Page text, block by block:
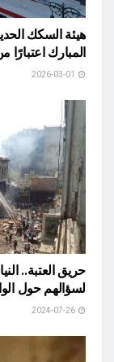
هيئة السكك
المبارك اعتبارًا
حريق العتبة..
لسؤالهم حول